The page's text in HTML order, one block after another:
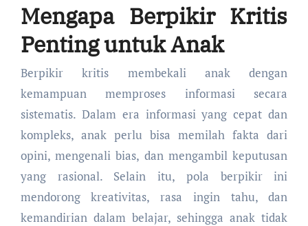
Mengapa Berpikir Kritis
Penting untuk Anak
Berpikir kritis membekali anak dengan
kemampuan memproses informasi secara
sistematis. Dalam era informasi yang cepat dan
kompleks, anak perlu bisa memilah fakta dari
opini, mengenali bias, dan mengambil keputusan
yang rasional. Selain itu, pola berpikir ini
mendorong kreativitas, rasa ingin tahu, dan
kemandirian dalam belajar, sehingga anak tidak